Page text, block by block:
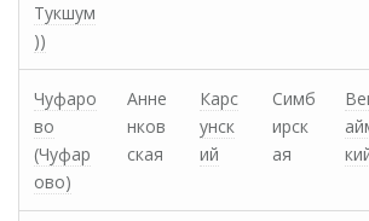
Тукшум
))
Чуфаро
во
(Чуфар
ово)
Анне
нков
ская
Карс
унск
ий
Симб
ирск
ая